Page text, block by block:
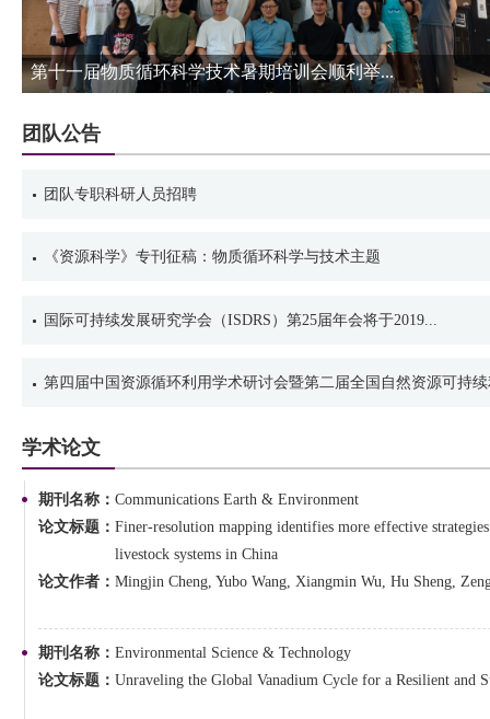
第十一届物质循环科学技术暑期培训会顺利举...
团队公告
团队专职科研人员招聘
《资源科学》专刊征稿：物质循环科学与技术主题
国际可持续发展研究学会（ISDRS）第25届年会将于2019...
第四届中国资源循环利用学术研讨会暨第二届全国自然资源可持
学术论文
期刊名称： Communications Earth & Environment
论文标题： Finer-resolution mapping identifies more effective
livestock systems in China
论文作者： Mingjin Cheng, Yubo Wang, Xiangmin Wu, Hu Sheng,
期刊名称： Environmental Science & Technology
论文标题： Unraveling the Global Vanadium Cycle for a Resilient and